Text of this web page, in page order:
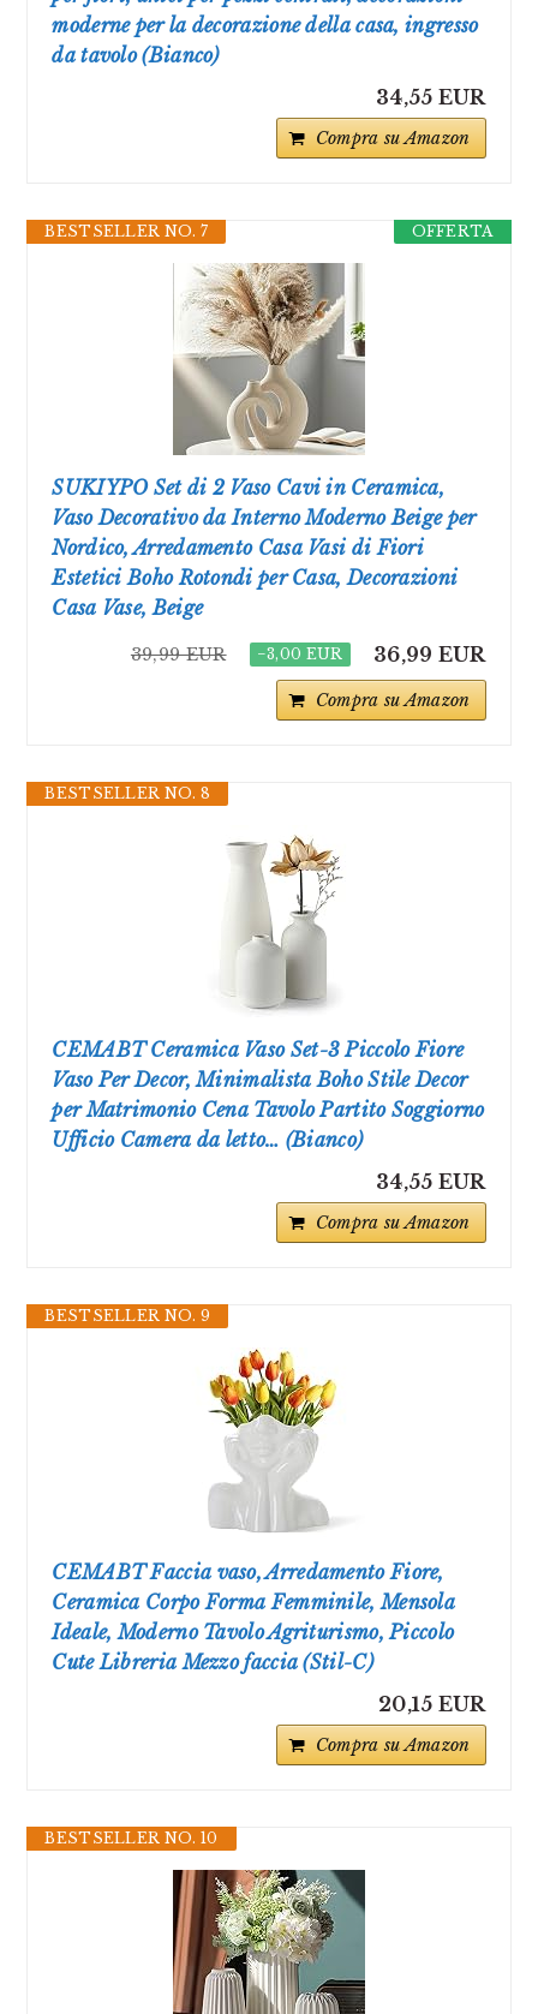
moderne per la decorazione della casa, ingresso
da tavolo (Bianco)
34,55 EUR
Compra su Amazon
OFFERTA
BESTSELLER NO. 7
SUKIYPO Set di 2 Vaso Cavi in Ceramica,
Vaso Decorativo da Interno Moderno Beige per
Nordico, Arredamento Casa Vasi di Fiori
Estetici Boho Rotondi per Casa, Decorazioni
Casa Vase, Beige
39,99 EUR −3,00 EUR 36,99 EUR
Compra su Amazon
BESTSELLER NO. 8
CEMABT Ceramica Vaso Set-3 Piccolo Fiore
Vaso Per Decor, Minimalista Boho Stile Decor
per Matrimonio Cena Tavolo Partito Soggiorno
Ufficio Camera da letto… (Bianco)
34,55 EUR
Compra su Amazon
BESTSELLER NO. 9
CEMABT Faccia vaso, Arredamento Fiore,
Ceramica Corpo Forma Femminile, Mensola
Ideale, Moderno Tavolo Agriturismo, Piccolo
Cute Libreria Mezzo faccia (Stil-C)
20,15 EUR
Compra su Amazon
BESTSELLER NO. 10